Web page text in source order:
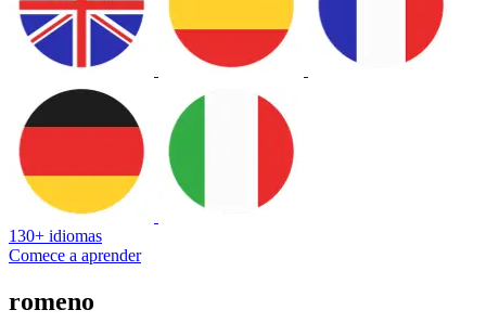
130+ idiomas
Comece a aprender
romeno